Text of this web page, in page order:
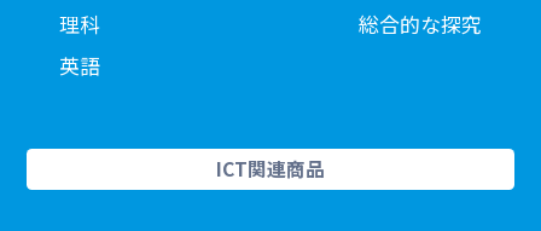
理科
英語
総合的な探究
ICT関連商品